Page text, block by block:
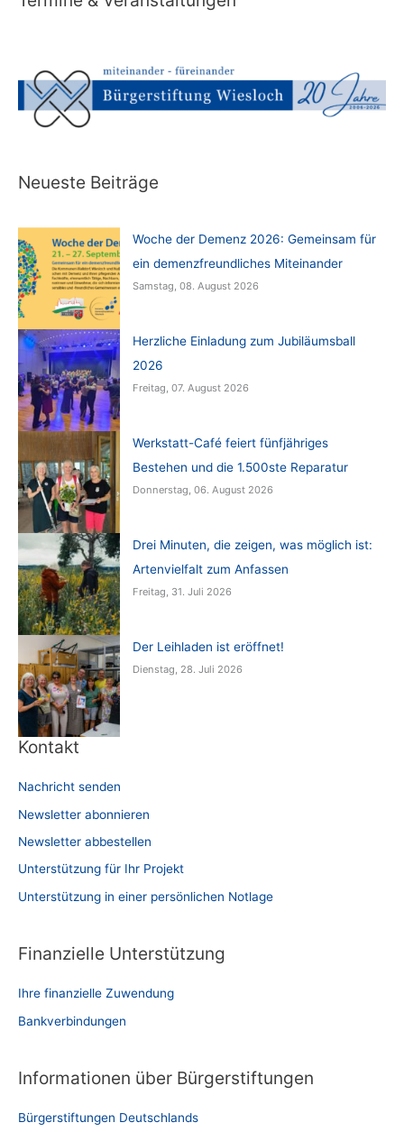
Neueste Beiträge
Woche der Demenz 2026: Gemeinsam für
ein demenzfreundliches Miteinander
Samstag, 08. August 2026
Herzliche Einladung zum Jubiläumsball
2026
Freitag, 07. August 2026
Werkstatt-Café feiert fünfjähriges
Bestehen und die 1.500ste Reparatur
Donnerstag, 06. August 2026
Drei Minuten, die zeigen, was möglich ist:
Artenvielfalt zum Anfassen
Freitag, 31. Juli 2026
Der Leihladen ist eröffnet!
Dienstag, 28. Juli 2026
Kontakt
Nachricht senden
Newsletter abonnieren
Newsletter abbestellen
Unterstützung für Ihr Projekt
Unterstützung in einer persönlichen Notlage
Finanzielle Unterstützung
Ihre finanzielle Zuwendung
Bankverbindungen
Informationen über Bürgerstiftungen
Bürgerstiftungen Deutschlands